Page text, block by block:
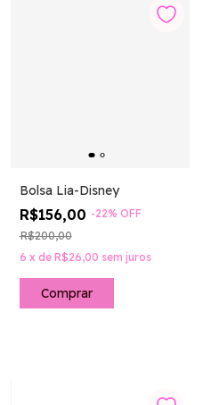
Bolsa Lia-Disney
R$156,00 -22% OFF
R$200,00
6 x de R$26,00 sem juros